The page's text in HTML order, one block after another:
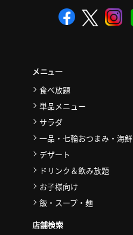
メニュー
食べ放題
単品メニュー
サラダ
一品・七輪おつまみ・海鮮
デザート
ドリンク＆飲み放題
お子様向け
飯・スープ・麺
店舗検索